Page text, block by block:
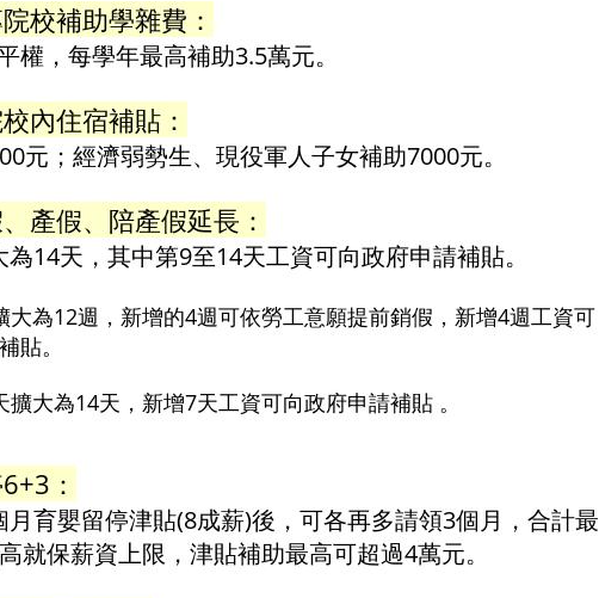
校補助學雜費：
權，每學年最高補助3.5萬元。
內住宿補貼：
元；經濟弱勢生、現役軍人子女補助7000元。
產假、陪產假延長：
14天，其中第9至14天工資可向政府申請補貼。
大為12週，新增的4週可依勞工意願提前銷假，新增4週工資可
貼。
擴大為14天，新增7天工資可向政府申請補貼 。
：
育嬰留停津貼(8成薪)後，可各再多請領3個月，合計最
就保薪資上限，津貼補助最高可超過4萬元。